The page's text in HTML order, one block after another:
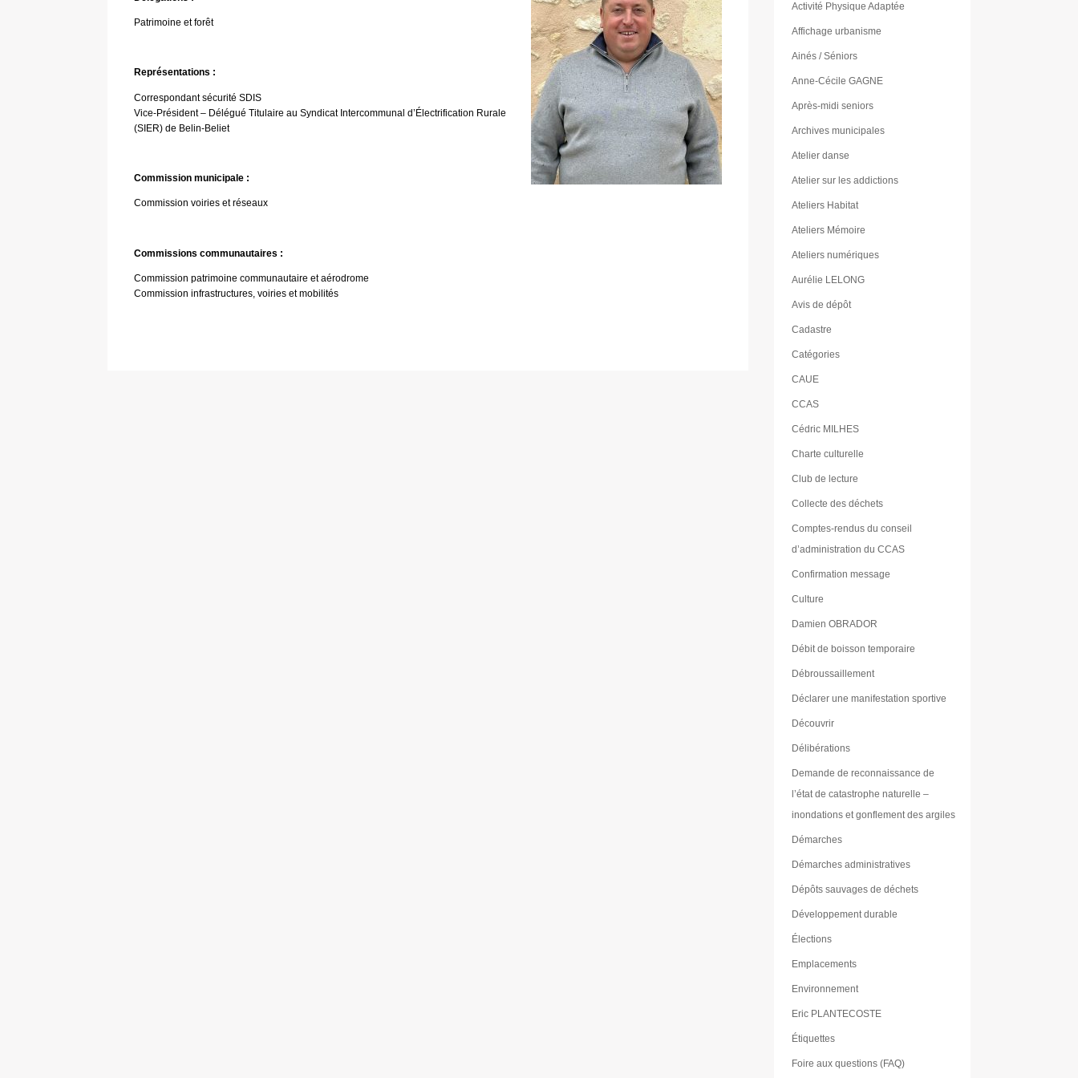
Patrimoine et forêt
Représentations :
Correspondant sécurité SDIS
Vice-Président – Délégué Titulaire au Syndicat Intercommunal d’Électrification Rurale
(SIER) de Belin-Beliet
Commission municipale :
Commission voiries et réseaux
Commissions communautaires :
Commission patrimoine communautaire et aérodrome
Commission infrastructures, voiries et mobilités
Activité Physique Adaptée
Affichage urbanisme
Ainés / Séniors
Anne-Cécile GAGNE
Après-midi seniors
Archives municipales
Atelier danse
Atelier sur les addictions
Ateliers Habitat
Ateliers Mémoire
Ateliers numériques
Aurélie LELONG
Avis de dépôt
Cadastre
Catégories
CAUE
CCAS
Cédric MILHES
Charte culturelle
Club de lecture
Collecte des déchets
Comptes-rendus du conseil
d’administration du CCAS
Confirmation message
Culture
Damien OBRADOR
Débit de boisson temporaire
Débroussaillement
Déclarer une manifestation sportive
Découvrir
Délibérations
Demande de reconnaissance de
l’état de catastrophe naturelle –
inondations et gonflement des argiles
Démarches
Démarches administratives
Dépôts sauvages de déchets
Développement durable
Élections
Emplacements
Environnement
Eric PLANTECOSTE
Étiquettes
Foire aux questions (FAQ)